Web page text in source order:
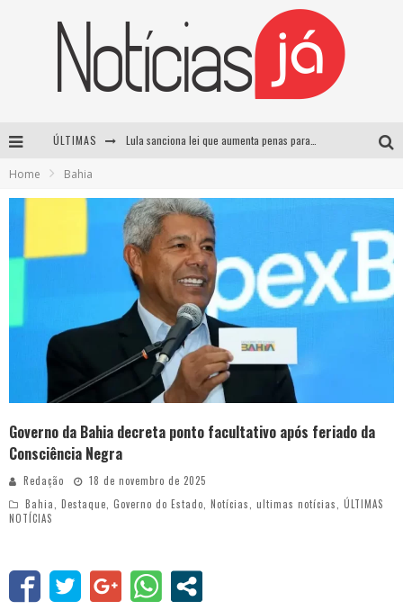
ÚLTIMAS
Casamento de Davi Brito e Emilly Araújo está marcado para setembro e deve custar cerca de R$ 2 milhões
Home Bahia
Governo da Bahia decreta ponto facultativo após feriado da
Consciência Negra
Redação
18 de novembro de 2025
Bahia, Destaque, Governo do Estado, Notícias, ultimas notícias, ÚLTIMAS
NOTÍCIAS